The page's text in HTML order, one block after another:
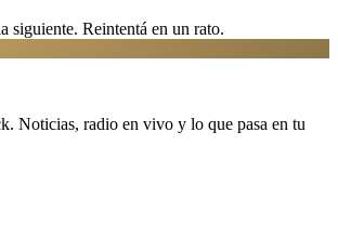
siguiente. Reintentá en un rato.
Noticias, radio en vivo y lo que pasa en tu